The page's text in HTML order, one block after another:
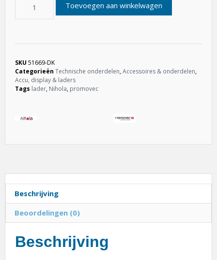
Toevoegen aan winkelwagen
SKU 51669-DK
Categorieën Technische onderdelen,Accessoires & onderdelen,
Accu, display & laders
Tags lader, Nihola, promovec
Beschrijving
Beoordelingen (0)
Beschrijving